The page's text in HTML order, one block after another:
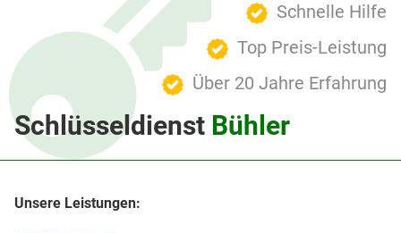
Schnelle Hilfe
Top Preis-Leistung
Über 20 Jahre Erfahrung
Schlüsseldienst Bühler